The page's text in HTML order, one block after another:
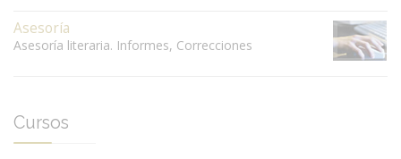
Asesoría
Asesoría literaria. Informes, Correcciones
Cursos